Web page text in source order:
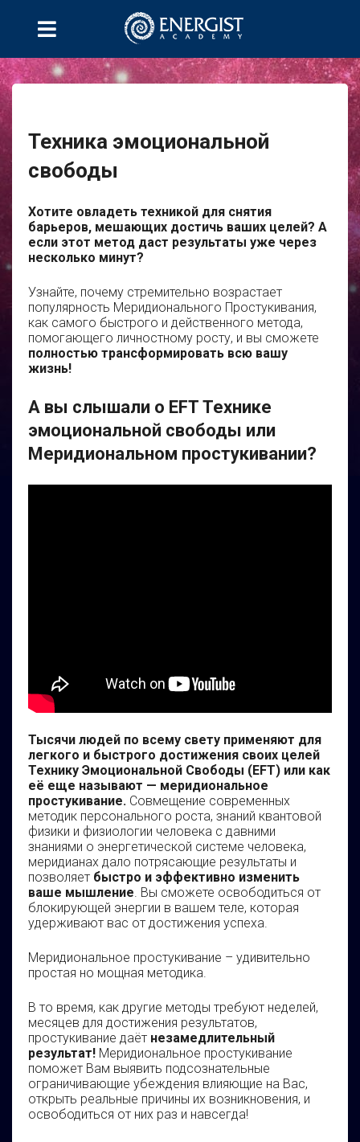
Техника эмоциональной
свободы
Хотите овладеть техникой для снятия
барьеров, мешающих достичь ваших целей? А
если этот метод даст результаты уже через
несколько минут?
Узнайте, почему стремительно возрастает
популярность Меридионального Простукивания,
как самого быстрого и действенного метода,
помогающего личностному росту, и вы сможете
полностью трансформировать всю вашу
жизнь!
А вы слышали о EFT Технике
эмоциональной свободы или
Меридиональном простукивании?
Тысячи людей по всему свету применяют для
легкого и быстрого достижения своих целей
Технику Эмоциональной Свободы (EFT) или как
её еще называют — меридиональное
простукивание. Совмещение современных
методик персонального роста, знаний квантовой
физики и физиологии человека с давними
знаниями о энергетической системе человека,
меридианах дало потрясающие результаты и
позволяет быстро и эффективно изменить
ваше мышление . Вы сможете освободиться от
блокирующей энергии в вашем теле, которая
удерживают вас от достижения успеха.
Меридиональное простукивание – удивительно
простая но мощная методика.
В то время, как другие методы требуют неделей,
месяцев для достижения результатов,
простукивание даёт незамедлительный
результат! Меридиональное простукивание
поможет Вам выявить подсознательные
ограничивающие убеждения влияющие на Вас,
открыть реальные причины их возникновения, и
освободиться от них раз и навсегда!